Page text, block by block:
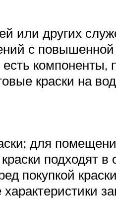
или других
с
есть
краски на
для
подходят
покупкой